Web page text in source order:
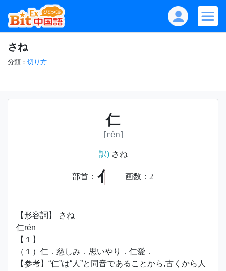
さね
分類： 切り方
仁
[rén]
訳)さね
部首： 亻 画数： 2
【形容詞】 さね
仁rén
【１】
（１）仁．慈しみ．思いやり．仁愛．
【参考】“仁”は“人”と同音であることから,古くから人